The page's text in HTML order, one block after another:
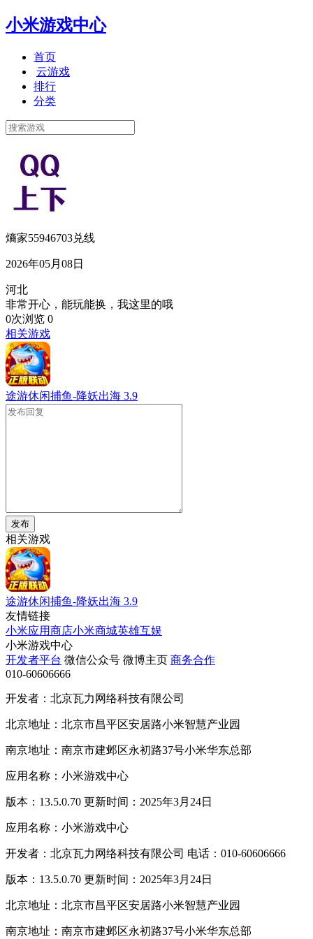
小米游戏中心
首页
云游戏
排行
分类
熵家55946703兑线
2026年05月08日
河北
非常开心，能玩能换，我这里的哦
0次浏览 0
相关游戏
途游休闲捕鱼-降妖出海 3.9
发布
相关游戏
途游休闲捕鱼-降妖出海 3.9
友情链接
小米应用商店小米商城英雄互娱
小米游戏中心
开发者平台 微信公众号 微博主页 商务合作
010-60606666
开发者：北京瓦力网络科技有限公司
北京地址：北京市昌平区安居路小米智慧产业园
南京地址：南京市建邺区永初路37号小米华东总部
应用名称：小米游戏中心
版本：13.5.0.70 更新时间：2025年3月24日
应用名称：小米游戏中心
开发者：北京瓦力网络科技有限公司 电话：010-60606666
版本：13.5.0.70 更新时间：2025年3月24日
北京地址：北京市昌平区安居路小米智慧产业园
南京地址：南京市建邺区永初路37号小米华东总部